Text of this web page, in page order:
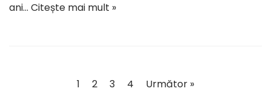
ani… Citește mai mult »
1 2 3 4 Următor »